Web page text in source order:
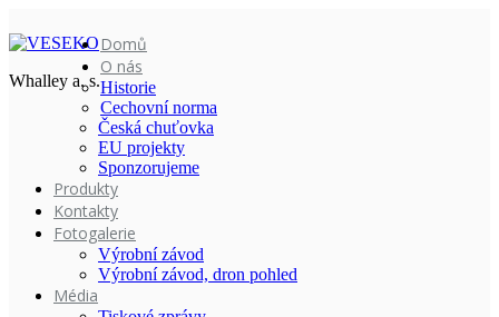
Whalley a. s.
Domů
O nás
Historie
Cechovní norma
Česká chuťovka
EU projekty
Sponzorujeme
Produkty
Kontakty
Fotogalerie
Výrobní závod
Výrobní závod, dron pohled
Média